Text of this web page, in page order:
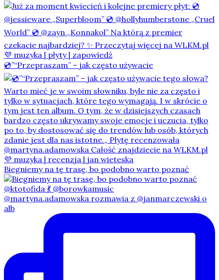
💿”“Przepraszam” – jak często używacie
Biegniemy na tę trasę, bo podobno warto poznać
@martyna.adamowska rozmawia z @janmarczewski o
alb